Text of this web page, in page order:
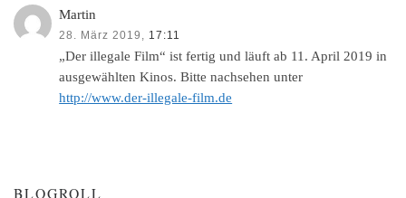
Martin
28. März 2019, 17:11
„Der illegale Film“ ist fertig und läuft ab 11. April 2019 in
ausgewählten Kinos. Bitte nachsehen unter
http://www.der-illegale-film.de
BLOGROLL